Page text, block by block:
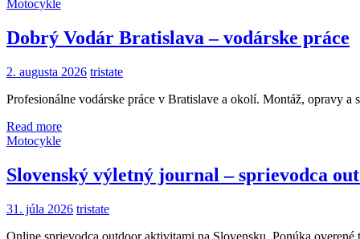
Motocykle
Dobrý Vodár Bratislava – vodárske práce
2. augusta 2026 tristate
Profesionálne vodárske práce v Bratislave a okolí. Montáž, opravy
Read more
Motocykle
Slovenský výletný journal – sprievodca
31. júla 2026 tristate
Online sprievodca outdoor aktivitami na Slovensku. Ponúka